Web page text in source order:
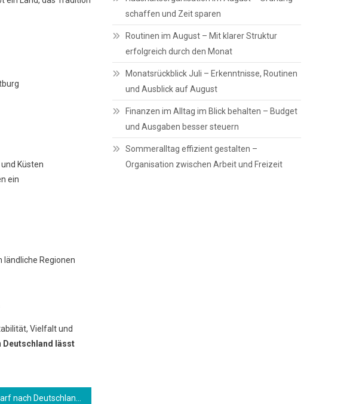
Küsten
ein
ländliche Regionen
Vielfalt und
Deutschland lässt
schaffen und Zeit sparen
Routinen im August – Mit klarer Struktur
erfolgreich durch den Monat
Monatsrückblick Juli – Erkenntnisse, Routinen
und Ausblick auf August
Finanzen im Alltag im Blick behalten – Budget
und Ausgaben besser steuern
Sommeralltag effizient gestalten –
Organisation zwischen Arbeit und Freizeit